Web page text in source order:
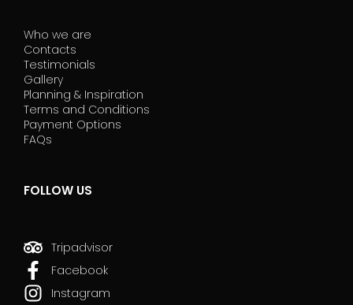
d
b
a
n
k
.
Who we are
Contacts
Testimonials
Gallery
Planning & Inspiration
Terms and Conditions
Payment Options
FAQs
FOLLOW US
Tripadvisor
Facebook
Instagram